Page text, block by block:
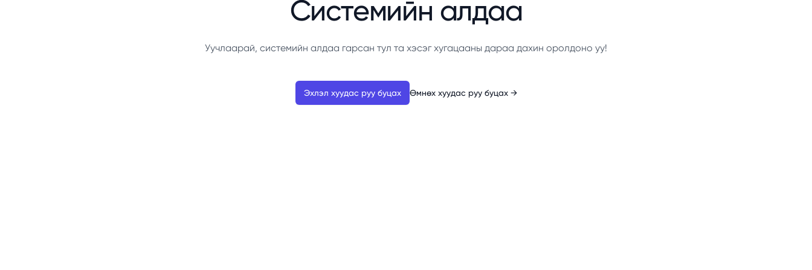
Системийн алдаа
Уучлаарай, системийн алдаа гарсан тул та хэсэг хугацааны дараа дахин оролдоно уу!
Эхлэл хуудас руу буцах Өмнөх хуудас руу буцах →